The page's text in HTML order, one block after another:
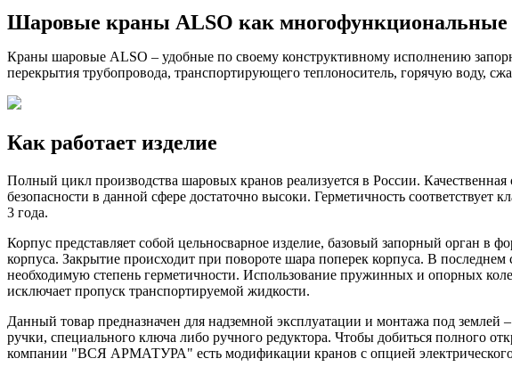
Шаровые краны ALSO как многофункциональные
Краны шаровые ALSO – удобные по своему конструктивному исполнению
перекрытия трубопровода, транспортирующего теплоноситель, горячую воду,
Как работает изделие
Полный цикл производства шаровых кранов реализуется в России.
безопасности в данной сфере достаточно высоки. Герметичность
3 года.
Корпус представляет собой цельносварное изделие, базовый запорный орган в
корпуса. Закрытие происходит при повороте шара поперек корпуса. В
необходимую степень герметичности. Использование пружинных и опорных
исключает пропуск транспортируемой жидкости.
Данный товар предназначен для надземной эксплуатации и монтажа под
ручки, специального ключа либо ручного редуктора. Чтобы добиться полного
компании "ВСЯ АРМАТУРА" есть модификации кранов с опцией